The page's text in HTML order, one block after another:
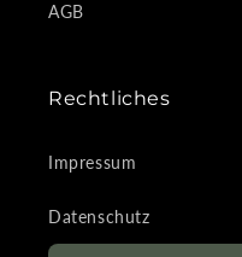
AGB
Rechtliches
Impressum
Datenschutz